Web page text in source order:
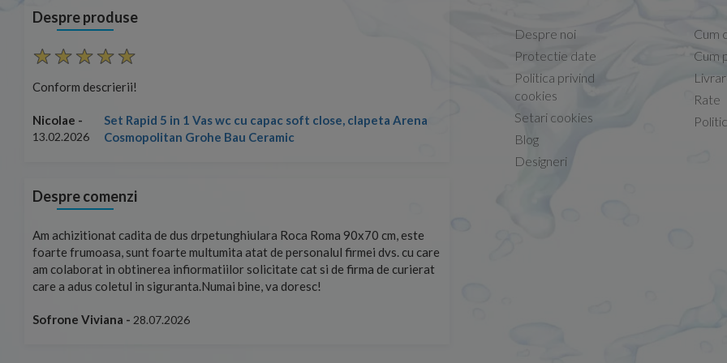
Despre produse
Conform descrierii!
Nicolae -
13.02.2026
Set Rapid 5 in 1 Vas wc cu capac soft close, clapeta Arena
Cosmopolitan Grohe Bau Ceramic
Conform descrierii!
13.02.2026
Despre comenzi
Am achizitionat cadita de dus drpetunghiulara Roca Roma 90x70 cm, este
foarte frumoasa, sunt foarte multumita atat de personalul firmei dvs. cu care
am colaborat in obtinerea infiormatiilor solicitate cat si de firma de curierat
care a adus coletul in siguranta.Numai bine, va doresc!
Sofrone Viviana - 28.07.2026
Despre noi
Protectie date
Politica privind
cookies
Setari cookies
Blog
Designeri
Cum
Cum
Rate